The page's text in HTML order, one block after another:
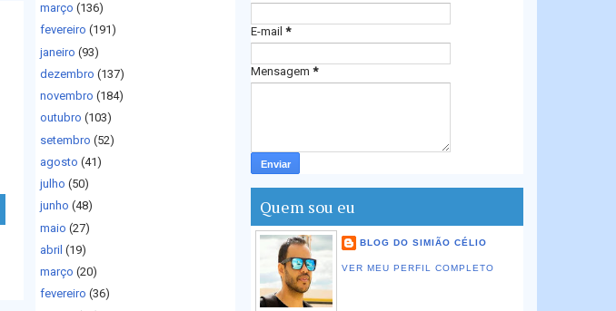
março (136)
fevereiro (191)
janeiro (93)
dezembro (137)
novembro (184)
outubro (103)
setembro (52)
agosto (41)
julho (50)
junho (48)
maio (27)
abril (19)
março (20)
fevereiro (36)
E-mail *
Mensagem *
Quem sou eu
BLOG DO SIMIÃO CÉLIO
VER MEU PERFIL COMPLETO